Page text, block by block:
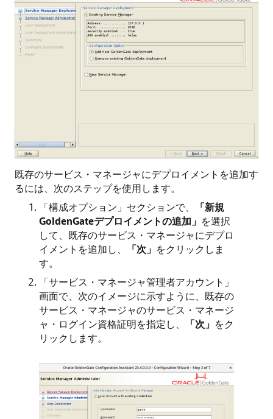
既存のサービス・マネージャにデプロイメントを追加す
るには、次のステップを使用します。
「構成オプション」セクションで、
「新規
GoldenGateデプロイメントの追加」 を選択
して、既存のサービス・マネージャにデプロ
イメントを追加し、
「次」 をクリックしま
す。
「サービス・マネージャ管理者アカウント」
画面で、次のイメージに示すように、既存の
サービス・マネージャのサービス・マネージ
ャ・ログイン資格証明を指定し、
「次」 をク
リックします。